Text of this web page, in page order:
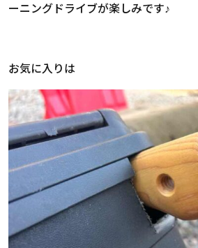
ーニングドライブが楽しみです♪
お気に入りは